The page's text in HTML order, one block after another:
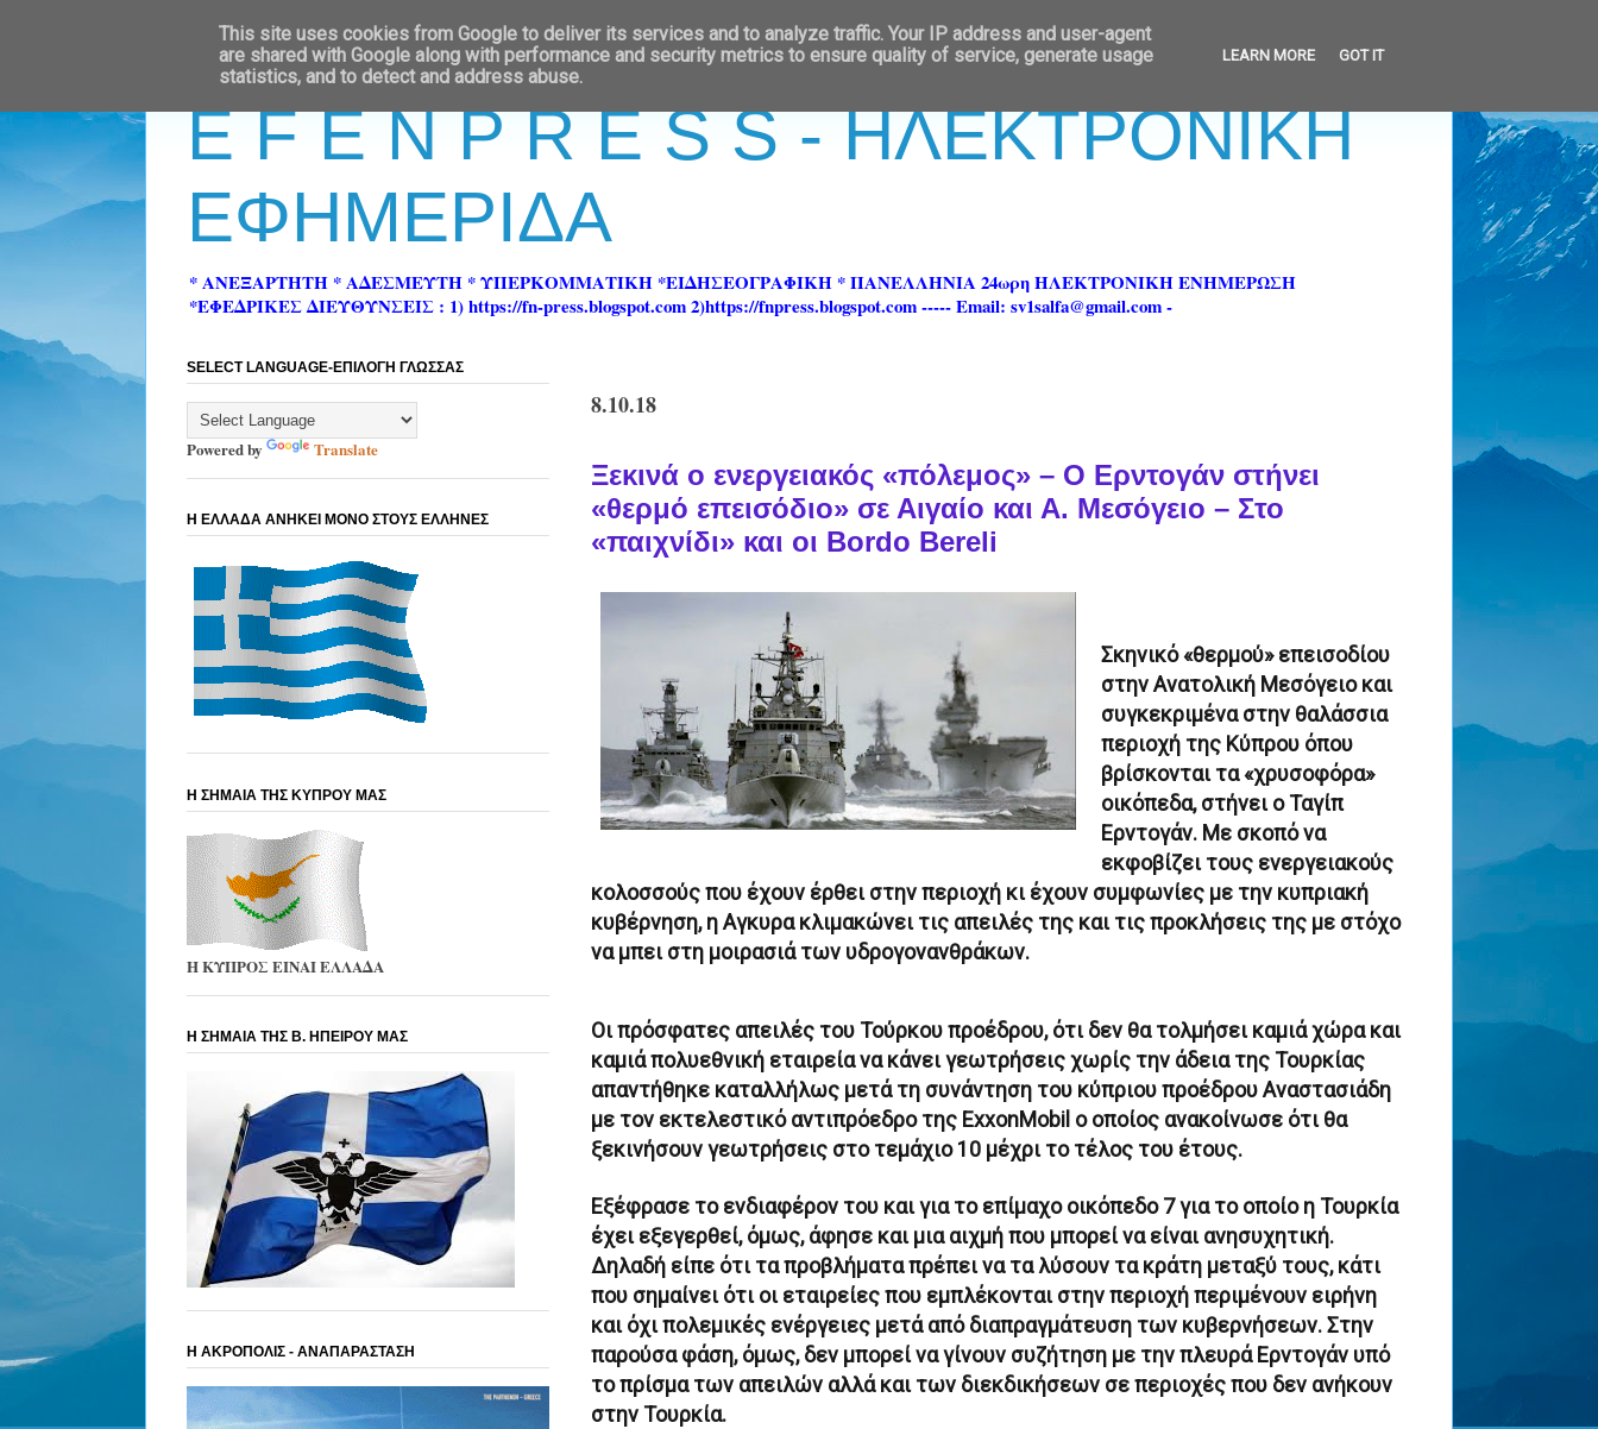
E F E N P R E S S - ΗΛΕΚΤΡΟΝΙΚΗ
ΕΦΗΜΕΡΙΔΑ
* ΑΝΕΞΑΡΤΗΤΗ * ΑΔΕΣΜΕΥΤΗ * ΥΠΕΡΚΟΜΜΑΤΙΚΗ *ΕΙΔΗΣΕΟΓΡΑΦΙΚΗ * ΠΑΝΕΛΛΗΝΙΑ 24ωρη ΗΛΕΚΤΡΟΝΙΚΗ ΕΝΗΜΕΡΩΣΗ
*ΕΦΕΔΡΙΚΕΣ ΔΙΕΥΘΥΝΣΕΙΣ : 1) https://fn-press.blogspot.com 2)https://fnpress.blogspot.com ----- Email: sv1salfa@gmail.com -
8.10.18
Ξεκινά ο ενεργειακός «πόλεμος» – Ο Ερντογάν στήνει
«θερμό επεισόδιο» σε Αιγαίο και Α. Μεσόγειο – Στο
«παιχνίδι» και οι Bordo Bereli
Σκηνικό «θερμού» επεισοδίου
στην Ανατολική Μεσόγειο και
συγκεκριμένα στην θαλάσσια
περιοχή της Κύπρου όπου
βρίσκονται τα «χρυσοφόρα»
οικόπεδα, στήνει ο Ταγίπ
Ερντογάν. Με σκοπό να
εκφοβίζει τους ενεργειακούς
κολοσσούς που έχουν έρθει στην περιοχή κι έχουν συμφωνίες με την κυπριακή
κυβέρνηση, η Αγκυρα κλιμακώνει τις απειλές της και τις προκλήσεις της με στόχο
να μπει στη μοιρασιά των υδρογονανθράκων.
Οι πρόσφατες απειλές του Τούρκου προέδρου, ότι δεν θα τολμήσει καμιά χώρα και
καμιά πολυεθνική εταιρεία να κάνει γεωτρήσεις χωρίς την άδεια της Τουρκίας
απαντήθηκε καταλλήλως μετά τη συνάντηση του κύπριου προέδρου Αναστασιάδη
με τον εκτελεστικό αντιπρόεδρο της ExxonMobil o οποίος ανακοίνωσε ότι θα
ξεκινήσουν γεωτρήσεις στο τεμάχιο 10 μέχρι το τέλος του έτους.
Εξέφρασε το ενδιαφέρον του και για το επίμαχο οικόπεδο 7 για το οποίο η Τουρκία
έχει εξεγερθεί, όμως, άφησε και μια αιχμή που μπορεί να είναι ανησυχητική.
Δηλαδή είπε ότι τα προβλήματα πρέπει να τα λύσουν τα κράτη μεταξύ τους, κάτι
που σημαίνει ότι οι εταιρείες που εμπλέκονται στην περιοχή περιμένουν ειρήνη
και όχι πολεμικές ενέργειες μετά από διαπραγμάτευση των κυβερνήσεων. Στην
παρούσα φάση, όμως, δεν μπορεί να γίνουν συζήτηση με την πλευρά Ερντογάν υπό
το πρίσμα των απειλών αλλά και των διεκδικήσεων σε περιοχές που δεν ανήκουν
στην Τουρκία.
SELECT LANGUAGE-ΕΠΙΛΟΓΗ ΓΛΩΣΣΑΣ
Powered by Translate
Η ΕΛΛΑΔΑ ΑΝΗΚΕΙ ΜΟΝΟ ΣΤΟΥΣ ΕΛΛΗΝΕΣ
Η ΣΗΜΑΙΑ ΤΗΣ ΚΥΠΡΟΥ ΜΑΣ
Η ΚΥΠΡΟΣ ΕΙΝΑΙ ΕΛΛΑΔΑ
Η ΣΗΜΑΙΑ ΤΗΣ Β. ΗΠΕΙΡΟΥ ΜΑΣ
Η ΑΚΡΟΠΟΛΙΣ - ΑΝΑΠΑΡΑΣΤΑΣΗ
This site uses cookies from Google to deliver its services and to analyze traffic. Your IP address and user-agent
are shared with Google along with performance and security metrics to ensure quality of service, generate usage
statistics, and to detect and address abuse.
LEARN MORE GOT IT